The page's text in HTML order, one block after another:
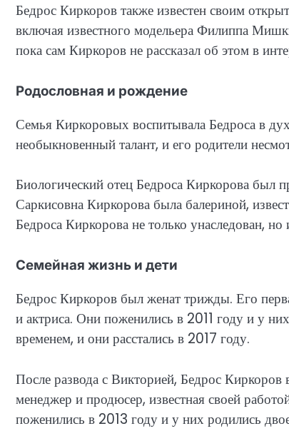
Бедрос Киркоров также известен своим
включая известного модельера Филиппа
пока сам Киркоров не рассказал об этом в
Родословная и рождение
Семья Киркоровых воспитывала Бедроса в
необыкновенный талант, и его родители
Биологический отец Бедроса Киркорова был
Саркисовна Киркорова была балериной,
Бедроса Киркорова не только унаследован,
Семейная жизнь и дети
Бедрос Киркоров был женат трижды. Его
и актриса. Они поженились в 2011 году и у
временем, и они расстались в 2017 году.
После развода с Викторией, Бедрос
менеджер и продюсер, известная своей
поженились в 2013 году и у них родились